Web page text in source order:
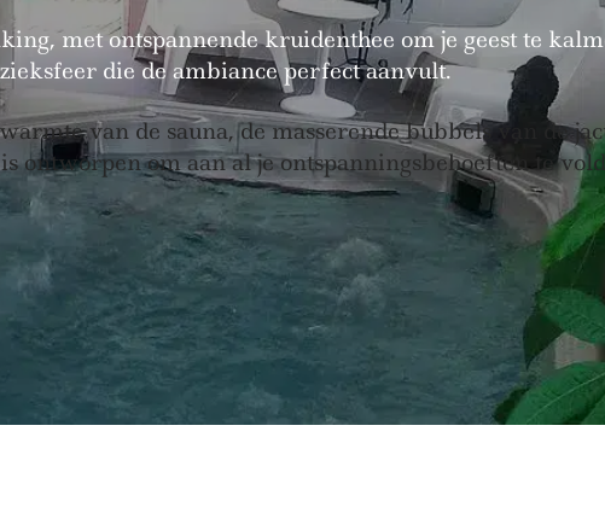
met ontspannende kruidenthee om je geest te
die de ambiance perfect aanvult.
van de sauna, de masserende bubbels van de
ontworpen om aan al je ontspanningsbehoeften te